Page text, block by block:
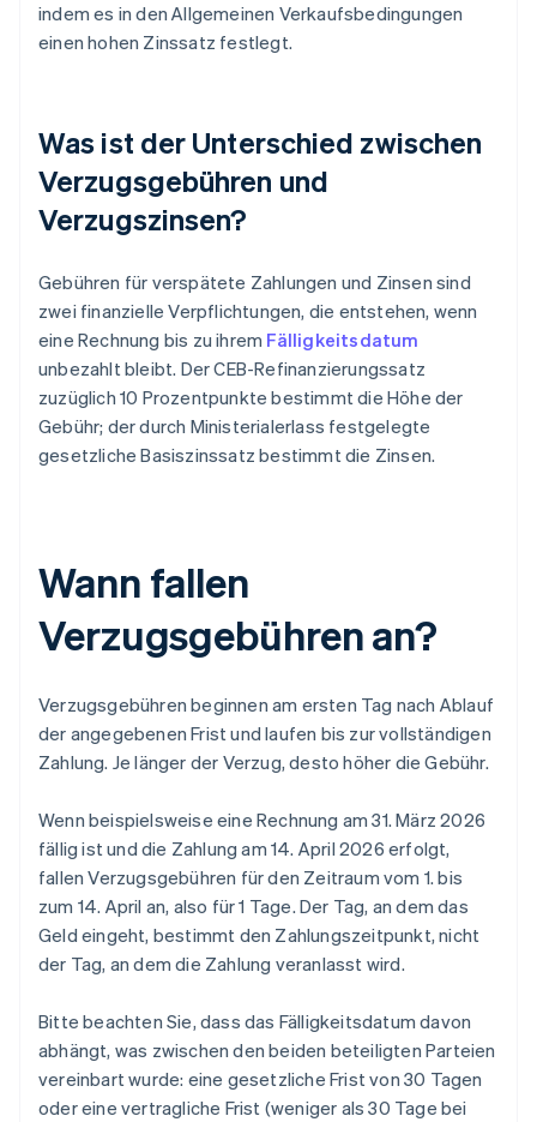
indem es in den Allgemeinen Verkaufsbedingungen
einen hohen Zinssatz festlegt.
Was ist der Unterschied zwischen
Verzugsgebühren und
Verzugszinsen?
Gebühren für verspätete Zahlungen und Zinsen sind
zwei finanzielle Verpflichtungen, die entstehen, wenn
eine Rechnung bis zu ihrem Fälligkeitsdatum
unbezahlt bleibt. Der CEB-Refinanzierungssatz
zuzüglich 10 Prozentpunkte bestimmt die Höhe der
Gebühr; der durch Ministerialerlass festgelegte
gesetzliche Basiszinssatz bestimmt die Zinsen.
Wann fallen
Verzugsgebühren an?
Verzugsgebühren beginnen am ersten Tag nach Ablauf
der angegebenen Frist und laufen bis zur vollständigen
Zahlung. Je länger der Verzug, desto höher die Gebühr.
Wenn beispielsweise eine Rechnung am 31. März 2026
fällig ist und die Zahlung am 14. April 2026 erfolgt,
fallen Verzugsgebühren für den Zeitraum vom 1. bis
zum 14. April an, also für 1 Tage. Der Tag, an dem das
Geld eingeht, bestimmt den Zahlungszeitpunkt, nicht
der Tag, an dem die Zahlung veranlasst wird.
Bitte beachten Sie, dass das Fälligkeitsdatum davon
abhängt, was zwischen den beiden beteiligten Parteien
vereinbart wurde: eine gesetzliche Frist von 30 Tagen
oder eine vertragliche Frist (weniger als 30 Tage bei